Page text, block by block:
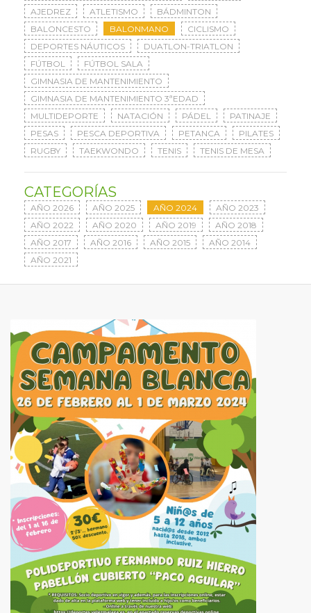
AJEDREZ
ATLETISMO
BÁDMINTON
BALONCESTO
BALONMANO
CICLISMO
DEPORTES NÁUTICOS
DUATLON-TRIATLON
FÚTBOL
FÚTBOL SALA
GIMNASIA DE MANTENIMIENTO
GIMNASIA DE MANTENIMIENTO 3ªEDAD
MULTIDEPORTE
NATACIÓN PÁDEL
PATINAJE
PESAS
PESCA DEPORTIVA PETANCA
PILATES
RUGBY
TAEKWONDO TENIS TENIS DE MESA
CATEGORÍAS
AÑO 2026 AÑO 2025 AÑO 2024
AÑO 2023
AÑO 2022
AÑO 2020 AÑO 2019
AÑO 2018
AÑO 2017
AÑO 2016 AÑO 2015
AÑO 2014
AÑO 2021